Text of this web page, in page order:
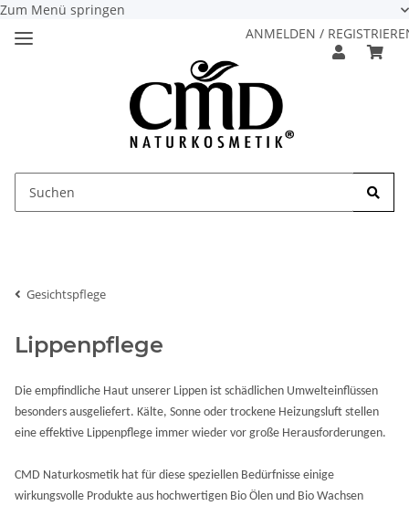
Zum Menü springen
ANMELDEN /
Gesichtspflege
Lippenpflege
Die empfindliche Haut unserer Lippen ist schädlichen Umwelteinflüssen
besonders ausgeliefert. Kälte, Sonne oder trockene Heizungsluft stellen
eine effektive Lippenpflege immer wieder vor große Herausforderungen.
CMD Naturkosmetik hat für diese speziellen Bedürfnisse einige
wirkungsvolle Produkte aus hochwertigen Bio Ölen und Bio Wachsen